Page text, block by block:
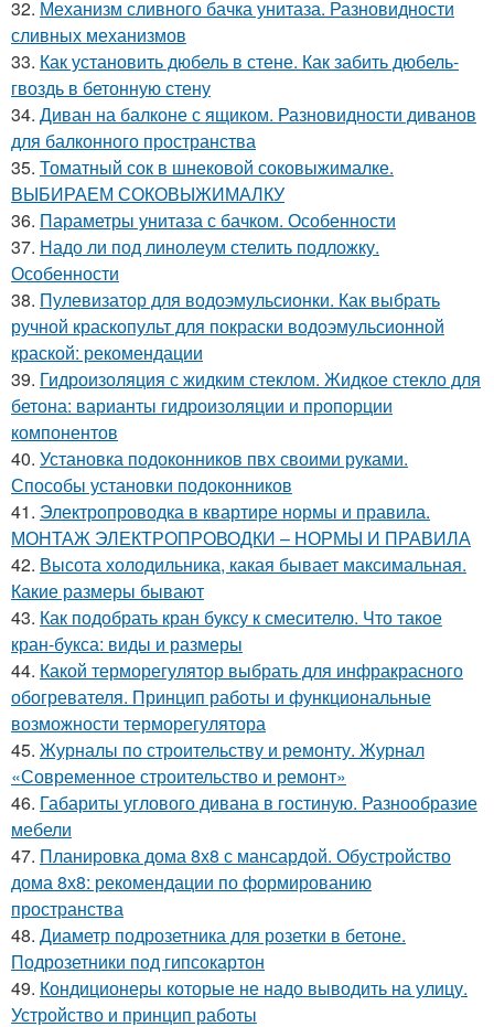
32. Механизм сливного бачка унитаза. Разновидности
сливных механизмов
33. Как установить дюбель в стене. Как забить дюбель-
гвоздь в бетонную стену
34. Диван на балконе с ящиком. Разновидности диванов
для балконного пространства
35. Томатный сок в шнековой соковыжималке.
ВЫБИРАЕМ СОКОВЫЖИМАЛКУ
36. Параметры унитаза с бачком. Особенности
37. Надо ли под линолеум стелить подложку.
Особенности
38. Пулевизатор для водоэмульсионки. Как выбрать
ручной краскопульт для покраски водоэмульсионной
краской: рекомендации
39. Гидроизоляция с жидким стеклом. Жидкое стекло для
бетона: варианты гидроизоляции и пропорции
компонентов
40. Установка подоконников пвх своими руками.
Способы установки подоконников
41. Электропроводка в квартире нормы и правила.
МОНТАЖ ЭЛЕКТРОПРОВОДКИ – НОРМЫ И ПРАВИЛА
42. Высота холодильника, какая бывает максимальная.
Какие размеры бывают
43. Как подобрать кран буксу к смесителю. Что такое
кран-букса: виды и размеры
44. Какой терморегулятор выбрать для инфракрасного
обогревателя. Принцип работы и функциональные
возможности терморегулятора
45. Журналы по строительству и ремонту. Журнал
«Современное строительство и ремонт»
46. Габариты углового дивана в гостиную. Разнообразие
мебели
47. Планировка дома 8х8 с мансардой. Обустройство
дома 8х8: рекомендации по формированию
пространства
48. Диаметр подрозетника для розетки в бетоне.
Подрозетники под гипсокартон
49. Кондиционеры которые не надо выводить на улицу.
Устройство и принцип работы